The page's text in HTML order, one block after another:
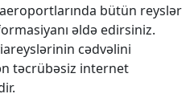
bütün reyslər
əldə edirsiniz.
cədvəlini
təcrübəsiz internet